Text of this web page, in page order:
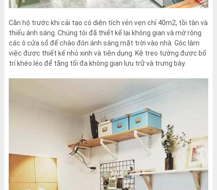
Căn hộ trước khi cải tạo có diện tích vẻn vẹn chỉ 40m2, tồi tàn và
thiếu ánh sáng. Chúng tôi đã thiết kế lại không gian và mở rộng
các ô cửa sổ để chào đón ánh sáng mặt trời vào nhà. Góc làm
việc được thiết kế nhỏ xinh và tiện dụng. Kệ treo tường được bố
trí khéo léo để tăng tối đa không gian lưu trữ và trưng bày.